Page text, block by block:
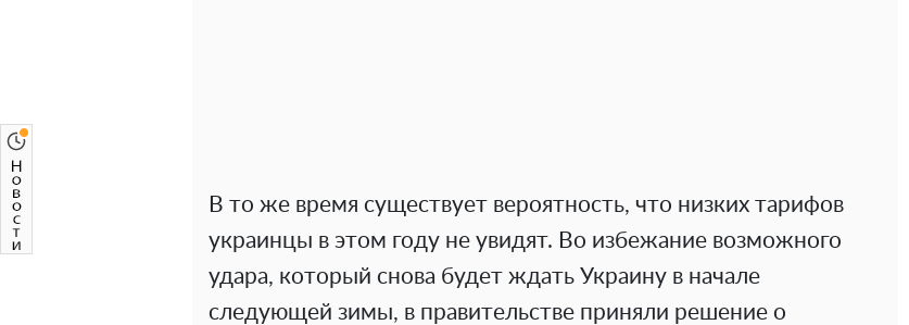
В то же время существует вероятность, что низких тарифов
украинцы в этом году не увидят. Во избежание возможного
удара, который снова будет ждать Украину в начале
следующей зимы, в правительстве приняли решение о